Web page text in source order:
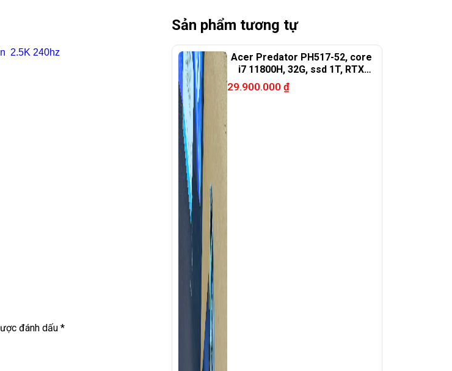
2.5K 240hz
đánh dấu *
Sản phẩm tương tự
Acer Predator PH517-52, core
i7 11800H, 32G, ssd 1T, RTX
3080.
29.900.000 ₫